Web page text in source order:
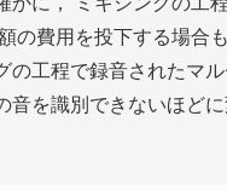
の費用を投下する場合
の工程で録音されたマ
音を識別できないほど